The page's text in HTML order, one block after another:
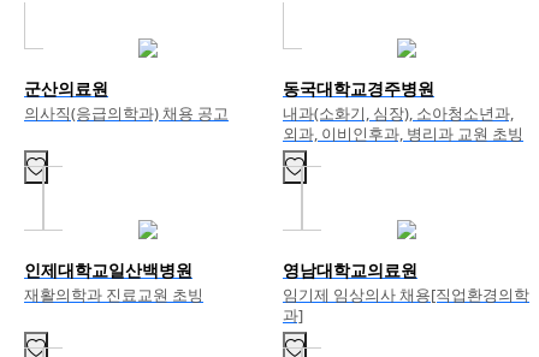
군산의료원
의사직(응급의학과) 채용 공고
인제대학교일산백병원
재활의학과 진료교원 초빙
동국대학교경주병원
내과(소화기, 심장), 소아청소년과,
외과, 이비인후과, 병리과 교원 초빙
영남대학교의료원
임기제 임상의사 채용[직업환경의학
과]